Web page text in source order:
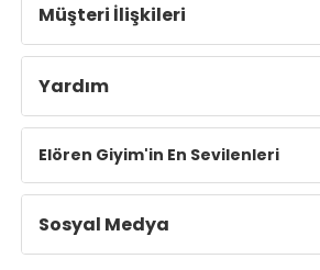
Müşteri İlişkileri
Yardım
Elören Giyim'in En Sevilenleri
Sosyal Medya